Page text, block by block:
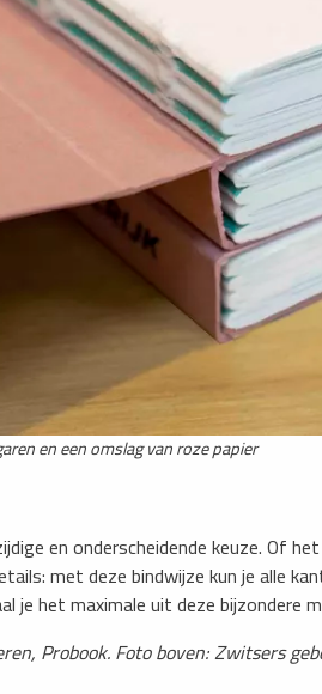
en een omslag van roze papier
en onderscheidende keuze. Of
met deze bindwijze kun je alle
je het maximale uit deze bijzondere
Probook. Foto boven: ​Zwitsers